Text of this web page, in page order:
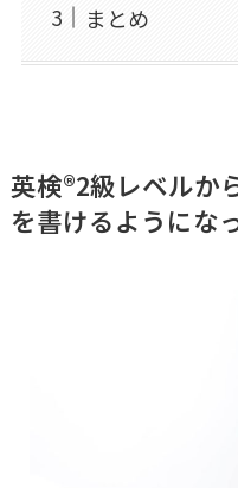
まとめ
英検®2級レベルか
を書けるようにな